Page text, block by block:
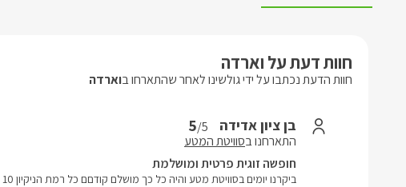
חוות דעת על וארדה
חוות הדעת נכתבו על ידי גולשינו לאחר שהתארחו בוארדה
בן ציון אדידה 5/5
התארחנו בסוויטת המטע
חופשה זוגית פרטית ומושלמת